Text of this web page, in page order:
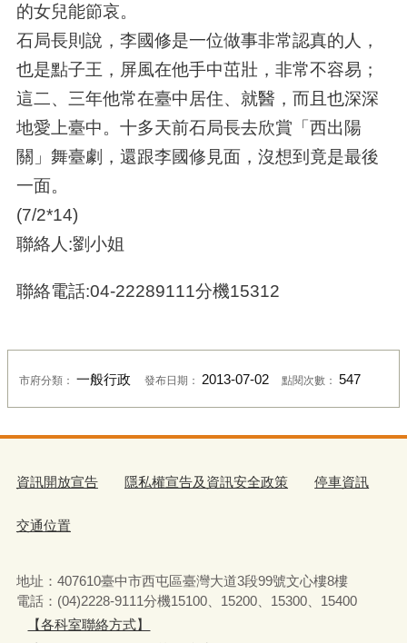
的女兒能節哀。
石局長則說，李國修是一位做事非常認真的人，
也是點子王，屏風在他手中茁壯，非常不容易；
這二、三年他常在臺中居住、就醫，而且也深深
地愛上臺中。十多天前石局長去欣賞「西出陽
關」舞臺劇，還跟李國修見面，沒想到竟是最後
一面。
(7/2*14)
聯絡人:劉小姐
聯絡電話:04-22289111分機15312
市府分類： 一般行政 發布日期： 2013-07-02 點閱次數：547
資訊開放宣告 隱私權宣告及資訊安全政策 停車資訊
交通位置
地址：407610臺中市西屯區臺灣大道3段99號文心樓8樓
電話：(04)2228-9111分機15100、15200、15300、15400
【各科室聯絡方式】